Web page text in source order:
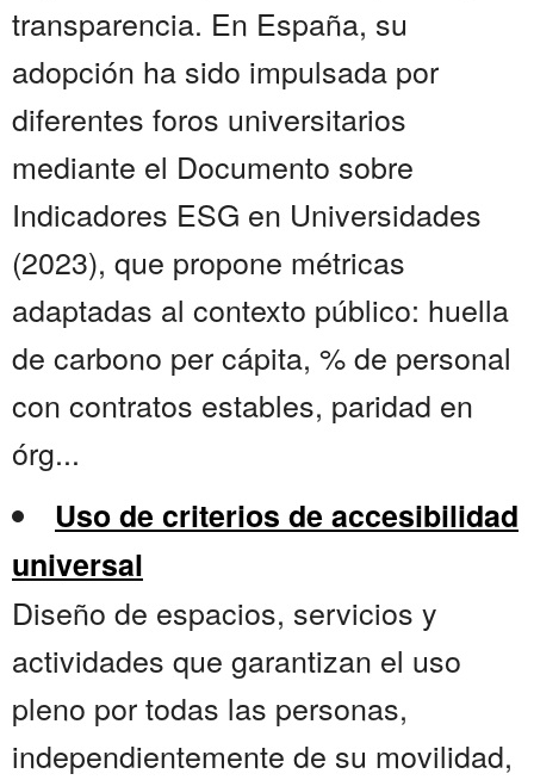
transparencia. En España, su
adopción ha sido impulsada por
diferentes foros universitarios
mediante el Documento sobre
Indicadores ESG en Universidades
(2023), que propone métricas
adaptadas al contexto público: huella
de carbono per cápita, % de personal
con contratos estables, paridad en
órg...
Uso de criterios de accesibilidad
universal
Diseño de espacios, servicios y
actividades que garantizan el uso
pleno por todas las personas,
independientemente de su movilidad,